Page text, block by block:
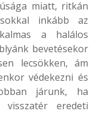
miatt, ritkán
inkább az
a halálos
bevetésekor
lecsökken, ám
védekezni és
járunk, ha
visszatér eredeti